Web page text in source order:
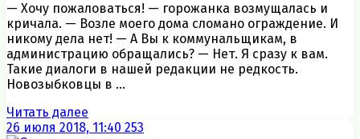
— Хочу пожаловаться! — горожанка возмущалась и
кричала. — Возле моего дома сломано ограждение. И
никому дела нет! — А Вы к коммунальщикам, в
администрацию обращались? — Нет. Я сразу к вам.
Такие диалоги в нашей редакции не редкость.
Новозыбковцы в ...
Читать далее
26 июля 2018, 11:40 253